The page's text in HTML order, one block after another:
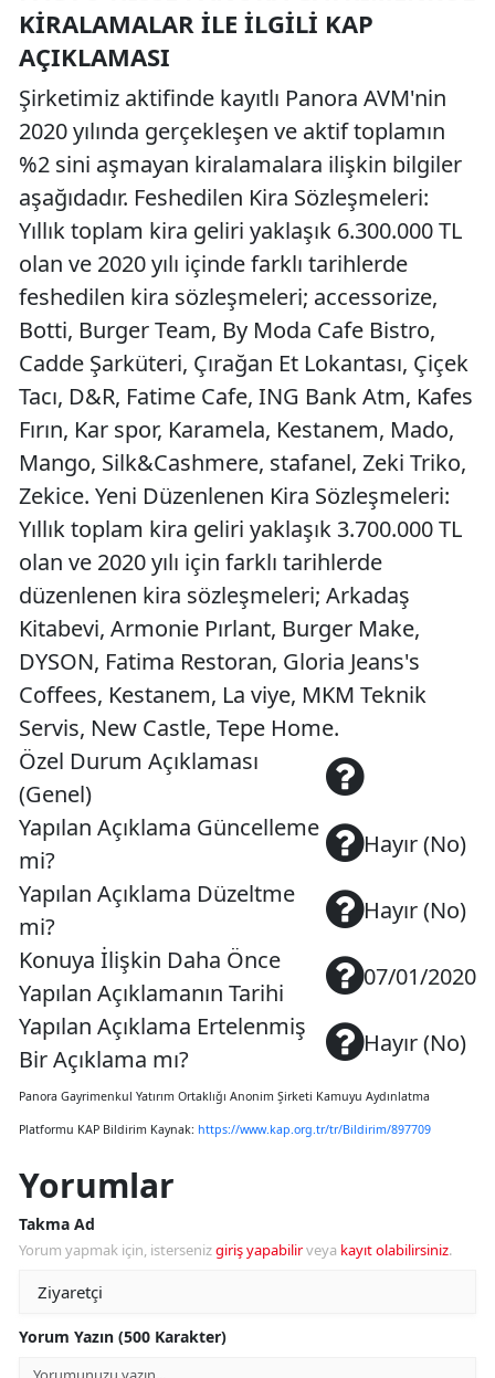
KIRALAMALAR İLE İLGILI KAP
AÇIKLAMASI
Şirketimiz aktifinde kayıtlı Panora AVM'nin
2020 yılında gerçekleşen ve aktif toplamın
%2 sini aşmayan kiralamalara ilişkin bilgiler
aşağıdadır. Feshedilen Kira Sözleşmeleri:
Yıllık toplam kira geliri yaklaşık 6.300.000 TL
olan ve 2020 yılı içinde farklı tarihlerde
feshedilen kira sözleşmeleri; accessorize,
Botti, Burger Team, By Moda Cafe Bistro,
Cadde Şarküteri, Çırağan Et Lokantası, Çiçek
Tacı, D&R, Fatime Cafe, ING Bank Atm, Kafes
Fırın, Kar spor, Karamela, Kestanem, Mado,
Mango, Silk&Cashmere, stafanel, Zeki Triko,
Zekice. Yeni Düzenlenen Kira Sözleşmeleri:
Yıllık toplam kira geliri yaklaşık 3.700.000 TL
olan ve 2020 yılı için farklı tarihlerde
düzenlenen kira sözleşmeleri; Arkadaş
Kitabevi, Armonie Pırlant, Burger Make,
DYSON, Fatima Restoran, Gloria Jeans's
Coffees, Kestanem, La viye, MKM Teknik
Servis, New Castle, Tepe Home.
Özel Durum Açıklaması
(Genel)
Yapılan Açıklama Güncelleme
mi?
Hayır (No)
Yapılan Açıklama Düzeltme
mi?
Hayır (No)
Konuya İlişkin Daha Önce
Yapılan Açıklamanın Tarihi
07/01/2020
Yapılan Açıklama Ertelenmiş
Bir Açıklama mı?
Hayır (No)
Panora Gayrimenkul Yatırım Ortaklığı Anonim Şirketi Kamuyu Aydınlatma
Platformu KAP Bildirim Kaynak: https://www.kap.org.tr/tr/Bildirim/897709
Yorumlar
Takma Ad
Yorum yapmak için, istersenizgiriş yapabilirveya kayıt olabilirsiniz.
Yorum Yazın (500 Karakter)